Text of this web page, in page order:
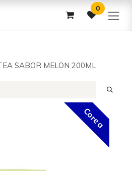
0
SABOR MELON 200ML
Corea